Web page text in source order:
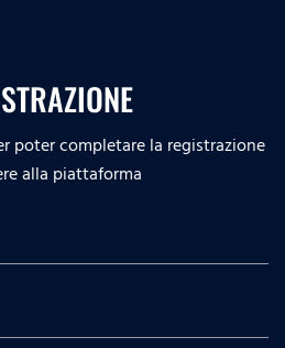
poter completare la registrazione
alla piattaforma